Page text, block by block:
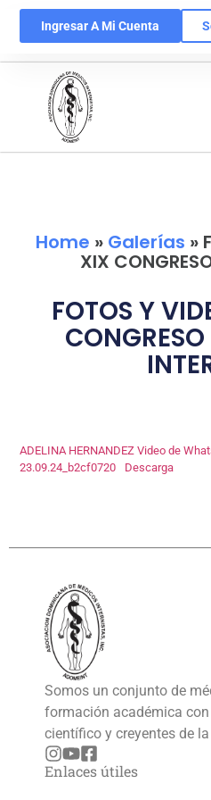
Ingresar A Mi Cuenta
Home » Galerías »
XIX
FOTOS Y
ADELINA HERNANDEZ Video de
23.09.24_b2cf0720
Descarga
Somos un conjunto de
formación académica
científico y creyentes de
Enlaces útiles